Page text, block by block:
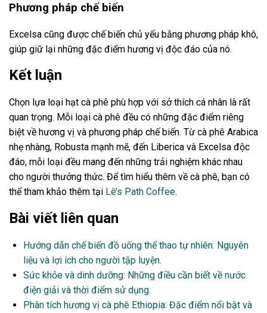
Phương pháp chế biến
Excelsa cũng được chế biến chủ yếu bằng phương pháp khô,
giúp giữ lại những đặc điểm hương vị độc đáo của nó.
Kết luận
Chọn lựa loại hạt cà phê phù hợp với sở thích cá nhân là rất
quan trọng. Mỗi loại cà phê đều có những đặc điểm riêng
biệt về hương vị và phương pháp chế biến. Từ cà phê Arabica
nhẹ nhàng, Robusta mạnh mẽ, đến Liberica và Excelsa độc
đáo, mỗi loại đều mang đến những trải nghiệm khác nhau
cho người thưởng thức. Để tìm hiểu thêm về cà phê, bạn có
thể tham khảo thêm tại Lê’s Path Coffee.
Bài viết liên quan
Hướng dẫn chế biến đồ uống thể thao tự nhiên: Nguyên
liệu và lợi ích cho người tập luyện.
Sức khỏe và dinh dưỡng: Những điều cần biết về nước
điện giải và thời điểm sử dụng.
Phân tích hương vị cà phê Ethiopia: Đặc điểm nổi bật và